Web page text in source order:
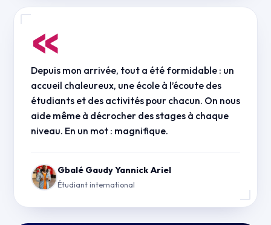
«
Depuis mon arrivée, tout a été formidable : un
accueil chaleureux, une école à l’écoute des
étudiants et des activités pour chacun. On nous
aide même à décrocher des stages à chaque
niveau. En un mot : magnifique.
Gbalé Gaudy Yannick Ariel
Étudiant international